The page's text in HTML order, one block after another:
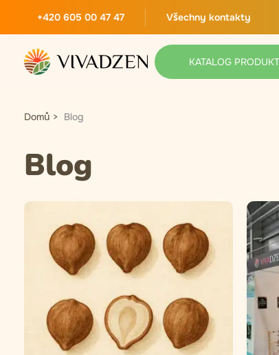
+420 605 00 47 47 Všechny kontakty
KATALOG
Domů Blog
Blog